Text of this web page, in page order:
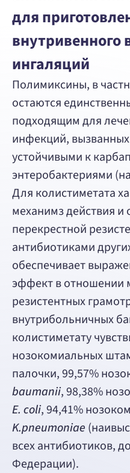
для
внутривенного
ингаляций
Полимиксины, в
остаются
подходящим для
инфекций, вызванных
устойчивыми к
энтеробактериями
Для колистиметата
механимз действия и
перекрестной
антибиотиками
обеспечивает
эффект в отношении
резистентных
внутрибольничных
колистиметату
нозокомиальных
палочки, 99,57%
baumanii, 98,38%
E. coli, 94,41%
K.pneumoniae
всех антибиотиков,
Федерации).